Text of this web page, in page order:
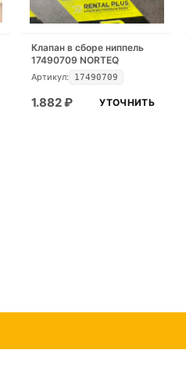
Клапан в сборе ниппель
17490709 NORTEQ
Артикул: 17490709
1.882₽ УТОЧНИТЬ